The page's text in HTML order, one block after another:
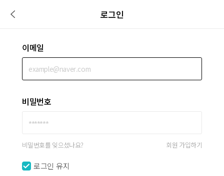
로그인
이메일
비밀번호
비밀번호를 잊으셨나요? 회원 가입하기
로그인 유지